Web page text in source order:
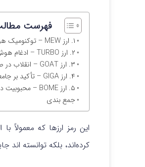
فهرست
۱. ارز MEW – توکنومیک هوشمندانه
۲. ارز TURBO – ادغام هوش مصنوعی و جامعه‌ی غیرمتمرکز
۳. ارز GOAT – انقلاب در صنعت DeFi
۴. ارز GIGA – تأکید بر جامعه کریپتو
۵. ارز BOME – محبوبیت در میان طرفداران هنر و بازار NFT
جمع بندی
این رمز ارزها که معمولاً
کرده‌اند، بلکه توانسته‌ اند